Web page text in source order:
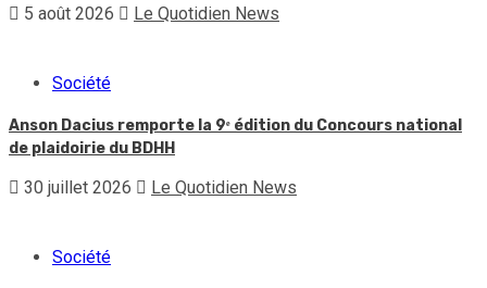
5 août 2026 Le Quotidien News
Société
Anson Dacius remporte la 9ᵉ édition du Concours national
de plaidoirie du BDHH
30 juillet 2026 Le Quotidien News
Société